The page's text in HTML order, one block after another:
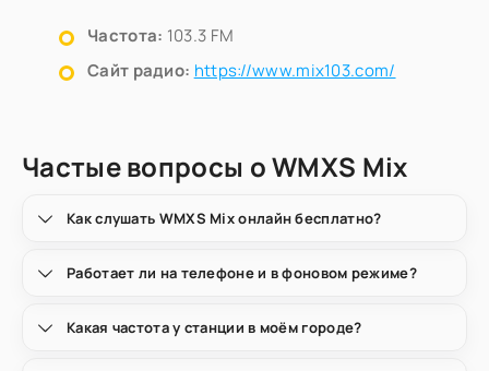
Частота: 103.3 FM
Сайт радио: https://www.mix103.com/
Частые вопросы о WMXS Mix
Как слушать WMXS Mix онлайн бесплатно?
Работает ли на телефоне и в фоновом режиме?
Какая частота у станции в моём городе?